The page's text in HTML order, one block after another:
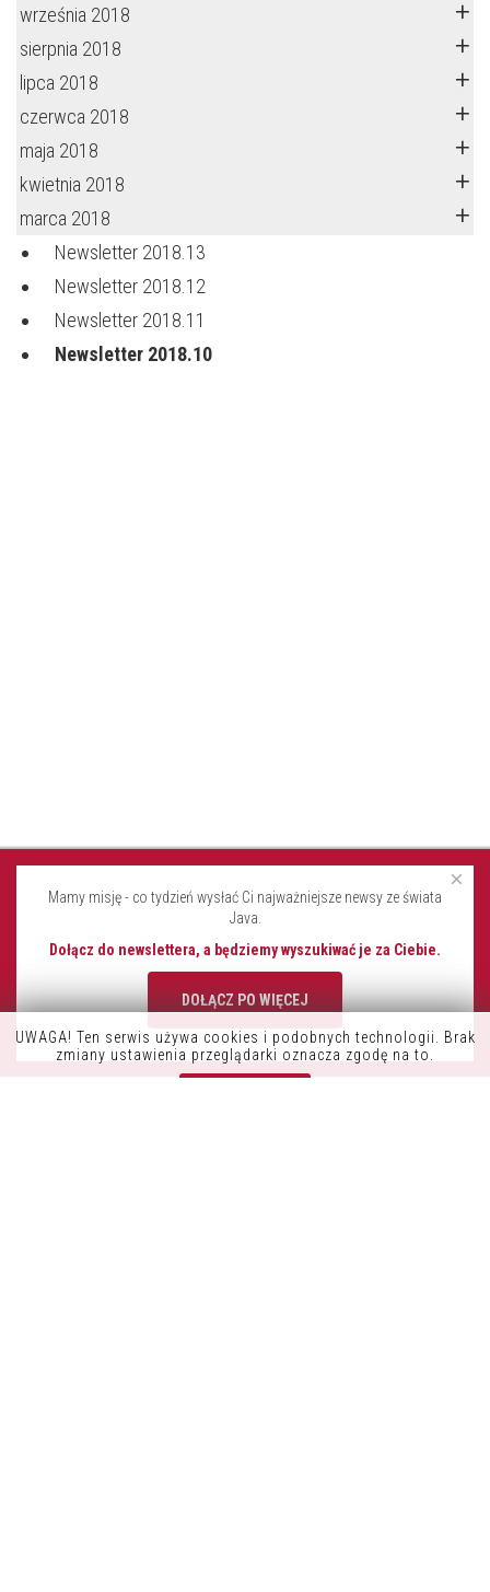
września 2018
sierpnia 2018
lipca 2018
czerwca 2018
maja 2018
kwietnia 2018
marca 2018
Newsletter 2018.13
Newsletter 2018.12
Newsletter 2018.11
Newsletter 2018.10
K9OFFICE
UWAGA! Ten serwis używa cookies i podobnych technologii. Brak
zmiany ustawienia przeglądarki oznacza zgodę na to.
×
Mamy misję - co tydzień wysłać Ci najważniejsze newsy ze świata
Java.
Dołącz do newslettera, a będziemy wyszukiwać je za Ciebie.
DOŁĄCZ PO WIĘCEJ